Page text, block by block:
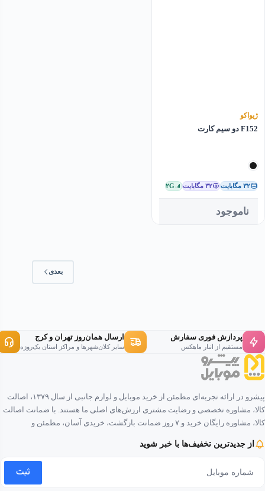
ژیواکو
F152 دو سیم کارت
۳۲ مگابایت ۳۲ مگابایت ۲G
ناموجود
بعدی
پردازش فوری سفارش
مستقیم از انبار ماهکس
ارسال همان‌روز تهران و کرج
سایر کلان‌شهرها و مراکز استان یک‌روزه
پیشرو در ارائه تجربه‌ای مطمئن از خرید موبایل و لوازم جانبی از سال ۱۳۷۹، اصالت
کالا، مشاوره تخصصی و رضایت مشتری ارزش‌های اصلی ما هستند. با ضمانت اصالت
کالا، مشاوره رایگان خرید و ۷ روز ضمانت بازگشت، خریدی آسان، مطمئن و
از جدیدترین تخفیف‌ها با خبر شوید
ثبت